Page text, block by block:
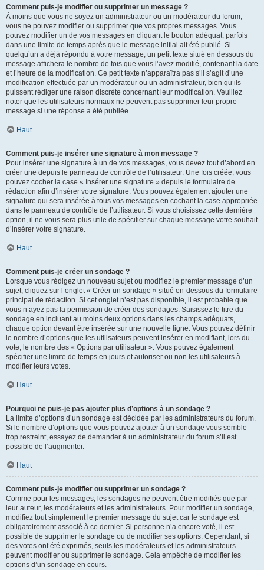
Comment puis-je modifier ou supprimer un message ?
À moins que vous ne soyez un administrateur ou un modérateur du forum,
vous ne pouvez modifier ou supprimer que vos propres messages. Vous
pouvez modifier un de vos messages en cliquant le bouton adéquat, parfois
dans une limite de temps après que le message initial ait été publié. Si
quelqu’un a déjà répondu à votre message, un petit texte situé en dessous du
message affichera le nombre de fois que vous l’avez modifié, contenant la date
et l’heure de la modification. Ce petit texte n’apparaîtra pas s’il s’agit d’une
modification effectuée par un modérateur ou un administrateur, bien qu’ils
puissent rédiger une raison discrète concernant leur modification. Veuillez
noter que les utilisateurs normaux ne peuvent pas supprimer leur propre
message si une réponse a été publiée.
Haut
Comment puis-je insérer une signature à mon message ?
Pour insérer une signature à un de vos messages, vous devez tout d’abord en
créer une depuis le panneau de contrôle de l’utilisateur. Une fois créée, vous
pouvez cocher la case « Insérer une signature » depuis le formulaire de
rédaction afin d’insérer votre signature. Vous pouvez également ajouter une
signature qui sera insérée à tous vos messages en cochant la case appropriée
dans le panneau de contrôle de l’utilisateur. Si vous choisissez cette dernière
option, il ne vous sera plus utile de spécifier sur chaque message votre souhait
d’insérer votre signature.
Haut
Comment puis-je créer un sondage ?
Lorsque vous rédigez un nouveau sujet ou modifiez le premier message d’un
sujet, cliquez sur l’onglet « Créer un sondage » situé en-dessous du formulaire
principal de rédaction. Si cet onglet n’est pas disponible, il est probable que
vous n’ayez pas la permission de créer des sondages. Saisissez le titre du
sondage en incluant au moins deux options dans les champs adéquats,
chaque option devant être insérée sur une nouvelle ligne. Vous pouvez définir
le nombre d’options que les utilisateurs peuvent insérer en modifiant, lors du
vote, le nombre des « Options par utilisateur ». Vous pouvez également
spécifier une limite de temps en jours et autoriser ou non les utilisateurs à
modifier leurs votes.
Haut
Pourquoi ne puis-je pas ajouter plus d’options à un sondage ?
La limite d’options d’un sondage est décidée par les administrateurs du forum.
Si le nombre d’options que vous pouvez ajouter à un sondage vous semble
trop restreint, essayez de demander à un administrateur du forum s’il est
possible de l’augmenter.
Haut
Comment puis-je modifier ou supprimer un sondage ?
Comme pour les messages, les sondages ne peuvent être modifiés que par
leur auteur, les modérateurs et les administrateurs. Pour modifier un sondage,
modifiez tout simplement le premier message du sujet car le sondage est
obligatoirement associé à ce dernier. Si personne n’a encore voté, il est
possible de supprimer le sondage ou de modifier ses options. Cependant, si
des votes ont été exprimés, seuls les modérateurs et les administrateurs
peuvent modifier ou supprimer le sondage. Cela empêche de modifier les
options d’un sondage en cours.